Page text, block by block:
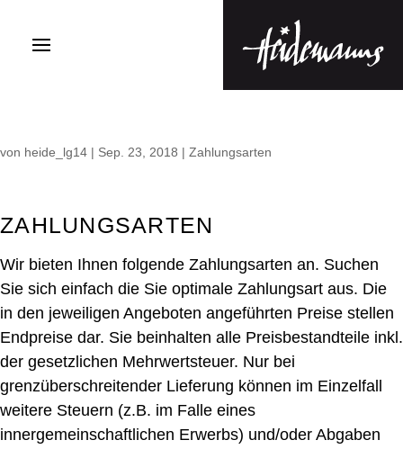
von heide_lg14 | Sep. 23, 2018 | Zahlungsarten
ZAHLUNGSARTEN
Wir bieten Ihnen folgende Zahlungsarten an. Suchen
Sie sich einfach die Sie optimale Zahlungsart aus. Die
in den jeweiligen Angeboten angeführten Preise stellen
Endpreise dar. Sie beinhalten alle Preisbestandteile inkl.
der gesetzlichen Mehrwertsteuer. Nur bei
grenzüberschreitender Lieferung können im Einzelfall
weitere Steuern (z.B. im Falle eines
innergemeinschaftlichen Erwerbs) und/oder Abgaben